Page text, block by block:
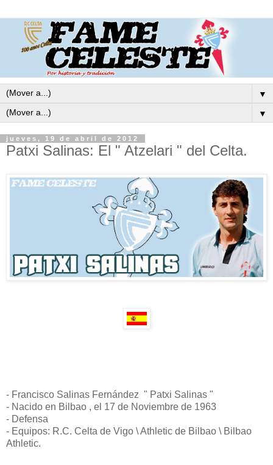
▼
▼
jueves, 19 de abril de 2012
Patxi Salinas: El " Atzelari " del Celta.
- Francisco Salinas Fernández " Patxi Salinas "
- Nacido en Bilbao , el 17 de Noviembre de 1963
- Defensa
- Equipos: R.C. Celta de Vigo \ Athletic de Bilbao \ Bilbao
Athletic.